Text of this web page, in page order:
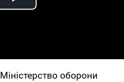
Play Video
Міністерство оборони